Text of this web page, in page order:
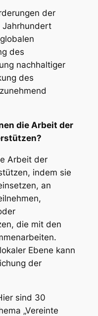
der
Jahrhundert
des
nachhaltiger
des
die Arbeit der
Arbeit der
indem sie
an
die mit den
Ebene kann
der
sind 30
„Vereinte